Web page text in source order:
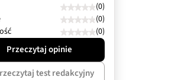
(0)
(0)
(0)
Przeczytaj opinie
test redakcyjny